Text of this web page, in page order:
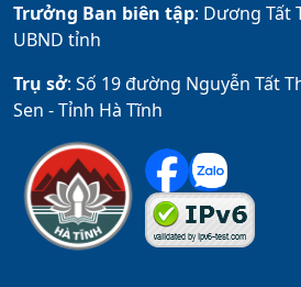
Trưởng Ban biên tập: Dương Tất
UBND tỉnh
Trụ sở: Số 19 đường Nguyễn Tất
Sen - Tỉnh Hà Tĩnh